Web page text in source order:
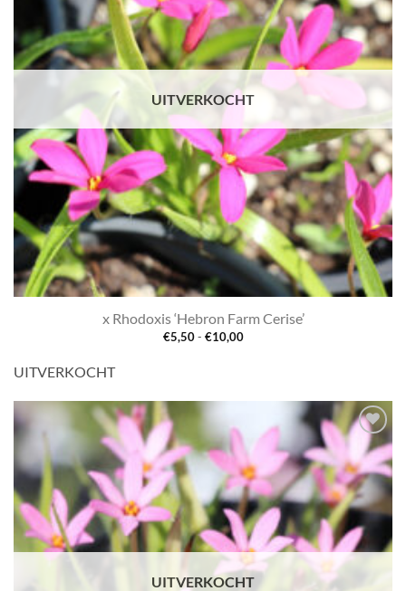
UITVERKOCHT
x Rhodoxis ‘Hebron Farm Cerise’
€5,50 - €10,00Prijsklasse:
UITVERKOCHT
Toevoegen
aan
verlanglijst
UITVERKOCHT